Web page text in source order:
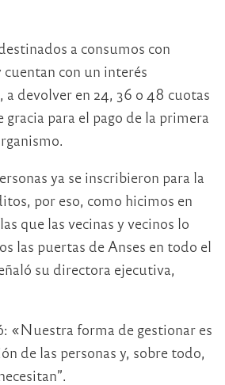
a consumos con
con un interés
devolver en 24, 36 o 48 cuotas
gracia para el pago de la primera
ya se inscribieron para la
por eso, como hicimos en
que las vecinas y vecinos lo
las puertas de Anses en todo el
su directora ejecutiva,
«Nuestra forma de gestionar es
de las personas y, sobre todo,